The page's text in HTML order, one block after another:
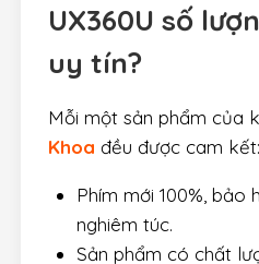
UX360U số
uy tín?
Mỗi một sản phẩm của
Khoa đều được cam kết:
Phím mới 100%, bảo
nghiêm túc.
Sản phẩm có chất